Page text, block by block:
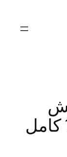
التونسي مع ايلا +18 كامل